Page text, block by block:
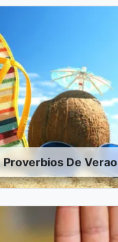
Proverbios De Verao